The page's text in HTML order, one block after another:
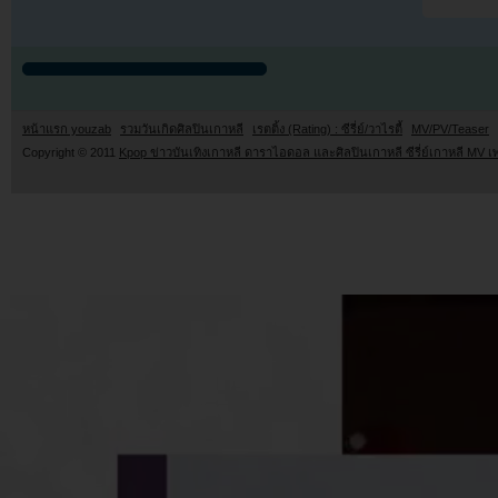
หน้าแรก youzab รวมวันเกิดศิลปินเกาหลี เรตติ้ง (Rating) : ซีรี่ย์/วาไรตี้
MV/PV/Teaser
Copyright © 2011 Kpop ข่าวบันเทิงเกาหลี ดาราไอดอล และศิลปินเกาหลี ซีรี่ย์เกาหลี MV